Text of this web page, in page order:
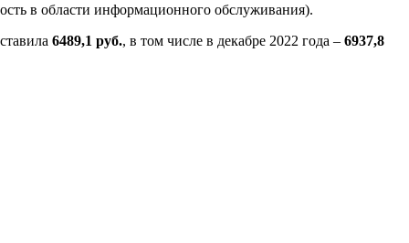
в области информационного обслуживания).
6489,1 руб., в том числе в декабре 2022 года – 6937,8